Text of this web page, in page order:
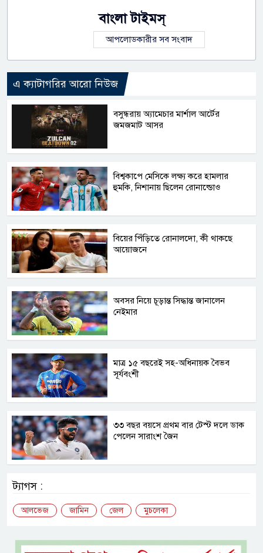
বাংলা টাইমস্
আপলোডকারীর সব সংবাদ
এ ক্যাটাগরির আরো নিউজ
বসুন্ধরায় অ্যামেচার মার্শাল আর্টের
জমজমাট আসর
বিশ্বকাপে মেসিকে লক্ষ্য করে হামলার
হুমকি, নিশানায় ছিলেন রোনাল্ডোও
বিয়ের পিঁড়িতে রোনালদো, কী থাকছে
আয়োজনে
অবসর নিয়ে চূড়ান্ত সিদ্ধান্ত জানালেন
নেইমার
মাত্র ১৫ বছরেই সহ-অধিনায়ক বৈভব
সূর্যবংশী
৩৩ বছর বয়সে প্রথম বার টেস্ট দলে ডাক
পেলেন সারাংশ জৈন
ট্যাগস :
আলভেজ জামিন জেল মুচলেকা